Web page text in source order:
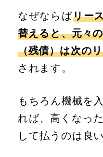
なぜならばリー
替えると、元々
（残債）は次の
されます。
もちろん機械を
れば、高くなっ
して払うのは良